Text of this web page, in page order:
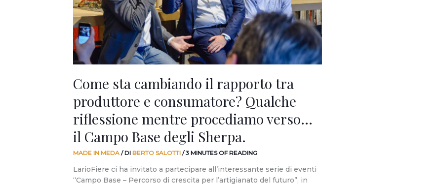
Come sta cambiando il rapporto tra
produttore e consumatore? Qualche
riflessione mentre procediamo verso…
il Campo Base degli Sherpa.
MADE IN MEDA / DI BERTO SALOTTI /3 MINUTES OF READING
LarioFiere ci ha invitato a partecipare all’interessante serie di eventi
“Campo Base – Percorso di crescita per l’artigianato del futuro”, in
e
consumatore?
Qualche
riflessione
mentre
procediamo
il
Base
degli
Sherpa.